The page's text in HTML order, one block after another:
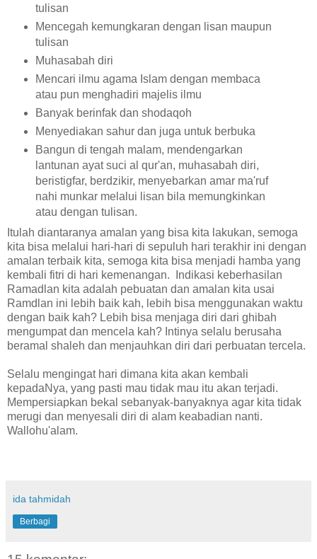
tulisan
Mencegah kemungkaran dengan lisan maupun
tulisan
Muhasabah diri
Mencari ilmu agama Islam dengan membaca
atau pun menghadiri majelis ilmu
Banyak berinfak dan shodaqoh
Menyediakan sahur dan juga untuk berbuka
Bangun di tengah malam, mendengarkan
lantunan ayat suci al qur'an, muhasabah diri,
beristigfar, berdzikir, menyebarkan amar ma'ruf
nahi munkar melalui lisan bila memungkinkan
atau dengan tulisan.
Itulah diantaranya amalan yang bisa kita lakukan, semoga
kita bisa melalui hari-hari di sepuluh hari terakhir ini dengan
amalan terbaik kita, semoga kita bisa menjadi hamba yang
kembali fitri di hari kemenangan. Indikasi keberhasilan
Ramadlan kita adalah pebuatan dan amalan kita usai
Ramdlan ini lebih baik kah, lebih bisa menggunakan waktu
dengan baik kah? Lebih bisa menjaga diri dari ghibah
mengumpat dan mencela kah? Intinya selalu berusaha
beramal shaleh dan menjauhkan diri dari perbuatan tercela.
Selalu mengingat hari dimana kita akan kembali
kepadaNya, yang pasti mau tidak mau itu akan terjadi.
Mempersiapkan bekal sebanyak-banyaknya agar kita tidak
merugi dan menyesali diri di alam keabadian nanti.
Wallohu'alam.
ida tahmidah
Berbagi